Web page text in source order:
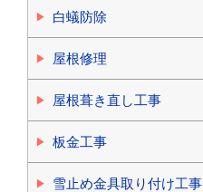
白蟻防除
屋根修理
屋根葺き直し工事
板金工事
雪止め金具取り付け工事